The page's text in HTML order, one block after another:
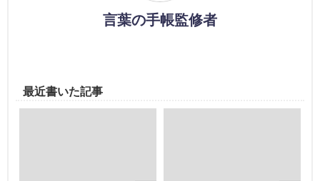
言葉の手帳監修者
最近書いた記事